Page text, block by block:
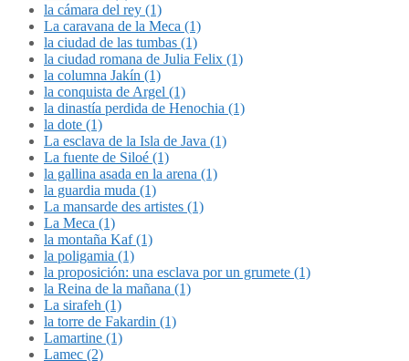
la cámara del rey (1)
La caravana de la Meca (1)
la ciudad de las tumbas (1)
la ciudad romana de Julia Felix (1)
la columna Jakín (1)
la conquista de Argel (1)
la dinastía perdida de Henochia (1)
la dote (1)
La esclava de la Isla de Java (1)
La fuente de Siloé (1)
la gallina asada en la arena (1)
la guardia muda (1)
La mansarde des artistes (1)
La Meca (1)
la montaña Kaf (1)
la poligamia (1)
la proposición: una esclava por un grumete (1)
la Reina de la mañana (1)
La sirafeh (1)
la torre de Fakardin (1)
Lamartine (1)
Lamec (2)